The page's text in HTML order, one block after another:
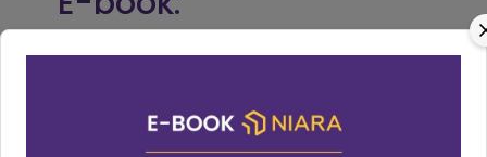
“Transformando o
Front Niara”